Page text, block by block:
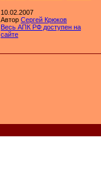
10.02.2007
Автор Сергей Крюков
Весь АПК РФ доступен на
сайте